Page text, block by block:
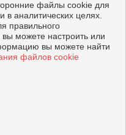
защищены.
конфиденциальности
файлы cookie для
аналитических целях.
правильного
можете настроить или
вы можете найти
файлов cookie